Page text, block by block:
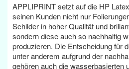
APPLIPRINT setzt auf die HP
seinen Kunden nicht nur
Schilder in hoher Qualität und
sondern diese auch so nachhaltig
produzieren. Die Entscheidung für
unter anderem aufgrund der
gehören auch die wasserbasierten